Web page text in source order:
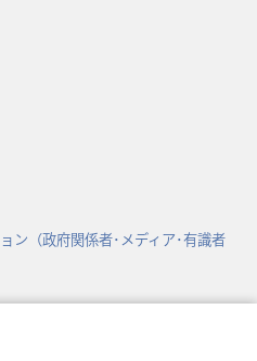
ン（政府関係者･メディア･有識者